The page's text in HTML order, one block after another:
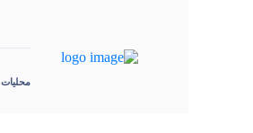
محليات